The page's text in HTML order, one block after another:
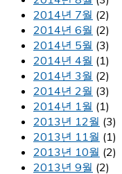
2014년 7월 (2)
2014년 6월 (2)
2014년 5월 (3)
2014년 4월 (1)
2014년 3월 (2)
2014년 2월 (3)
2014년 1월 (1)
2013년 12월 (3)
2013년 11월 (1)
2013년 10월 (2)
2013년 9월 (2)